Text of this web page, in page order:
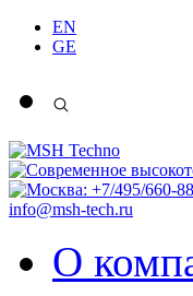
EN
GE
info@msh-tech.ru
О